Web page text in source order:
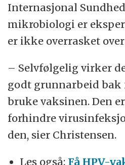
Internasjonal
mikrobiologi er
er ikke overrasket
– Selvfølgelig virker
godt grunnarbeid bak
bruke vaksinen. Den
forhindre
den, sier Christensen.
Les også:Få HPV-